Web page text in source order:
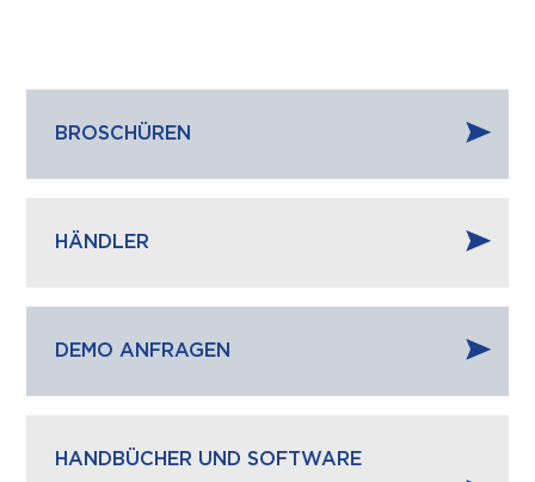
BROSCHÜREN
HÄNDLER
DEMO ANFRAGEN
HANDBÜCHER UND SOFTWARE